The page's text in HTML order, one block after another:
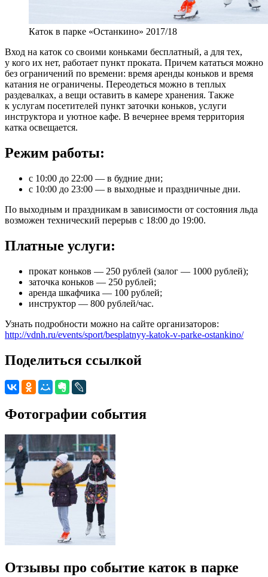
Каток в парке «Останкино» 2017/18
Вход на каток со своими коньками бесплатный, а для тех,
у кого их нет, работает пункт проката. Причем кататься можно
без ограничений по времени: время аренды коньков и время
катания не ограничены. Переодеться можно в теплых
раздевалках, а вещи оставить в камере хранения. Также
к услугам посетителей пункт заточки коньков, услуги
инструктора и уютное кафе. В вечернее время территория
катка освещается.
Режим работы:
с 10:00 до 22:00 — в будние дни;
с 10:00 до 23:00 — в выходные и праздничные дни.
По выходным и праздникам в зависимости от состояния льда
возможен технический перерыв с 18:00 до 19:00.
Платные услуги:
прокат коньков — 250 рублей (залог — 1000 рублей);
заточка коньков — 250 рублей;
аренда шкафчика — 100 рублей;
инструктор — 800 рублей/час.
Узнать подробности можно на сайте организаторов:
http://vdnh.ru/events/sport/besplatnyy-katok-v-parke-ostankino/
Поделиться ссылкой
Фотографии события
Отзывы про событие каток в парке